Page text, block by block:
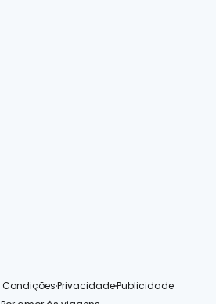
CondiçõesPrivacidadePublicidade